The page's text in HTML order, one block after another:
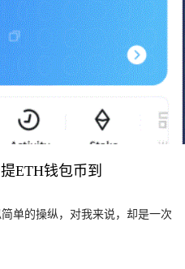
ETH钱包币到
单的操纵，对我来说，却是一次